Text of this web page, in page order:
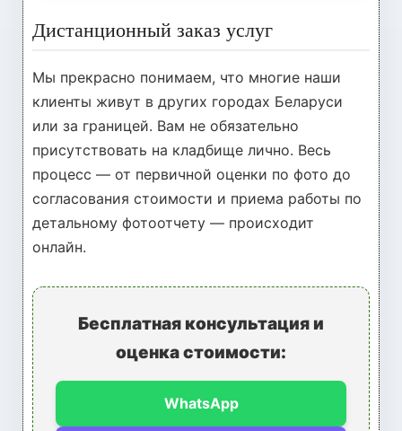
Дистанционный заказ услуг
Мы прекрасно понимаем, что многие наши
клиенты живут в других городах Беларуси
или за границей. Вам не обязательно
присутствовать на кладбище лично. Весь
процесс — от первичной оценки по фото до
согласования стоимости и приема работы по
детальному фотоотчету — происходит
онлайн.
Бесплатная консультация и
оценка стоимости:
WhatsApp